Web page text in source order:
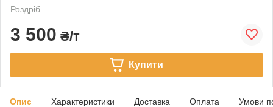
Роздріб
3 500 ₴/т
Купити
Опис Характеристики Доставка Оплата Умови